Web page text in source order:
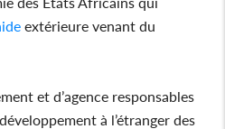
extérieure venant du
et d’agence responsables
à l’étranger des